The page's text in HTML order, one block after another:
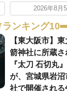
2026年8月
ランキング10
【東大阪市】
箭神社に所蔵
『太刀 石切丸
が、宮城県岩
社で開催される